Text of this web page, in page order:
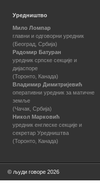
Уредништво
Мило Ломпар
главни и одговорни уредник
(Београд, Србија)
Радомир Батуран
уредник српске секције и
дијаспоре
(Торонто, Канада)
Владимир Димитријевић
оперативни уредник за матичне
земље
(Чачак, Србија)
Никол Марковић
уредник енглеске секције и
секретар Уредништва
(Торонто, Канада)
© људи говоре 2026